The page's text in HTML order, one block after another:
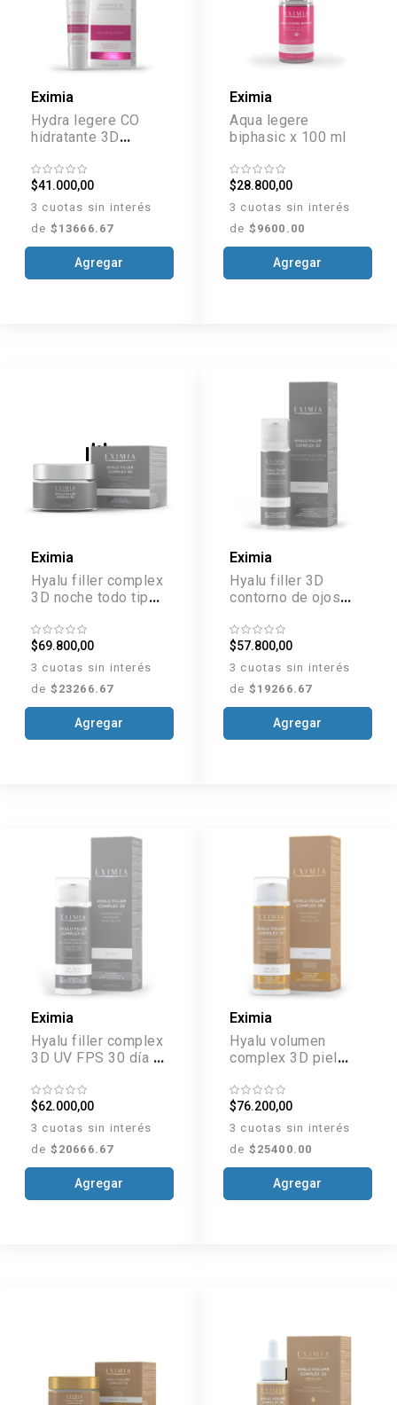
Eximia
Hydra legere CO
hidratante 3D
g
$41.000,00
3 cuotas sin interés
de $13666.67
Agregar
Eximia
Aqua legere
biphasic x 100 ml
$28.800,00
3 cuotas sin interés
de $9600.00
Agregar
Eximia
Hyalu filler complex
3D noche todo tipo
$69.800,00
3 cuotas sin interés
de $23266.67
Agregar
Eximia
Hyalu filler 3D
contorno de ojos
$57.800,00
3 cuotas sin interés
de $19266.67
Agregar
Eximia
Hyalu filler complex
3D UV FPS 30 día x
$62.000,00
3 cuotas sin interés
de $20666.67
Agregar
Eximia
Hyalu volumen
complex 3D piel
$76.200,00
3 cuotas sin interés
de $25400.00
Agregar